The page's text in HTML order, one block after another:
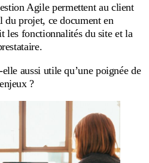
Agile permettent au client
projet, ce document en
les fonctionnalités du site et la
aussi utile qu’une poignée de
?